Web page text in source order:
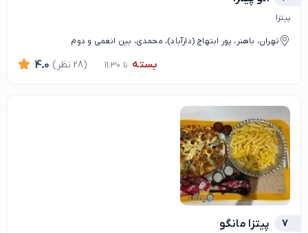
پیتزا
تهران، باهنر، پور ابتهاج (دارآباد)، محمدی، بین انعمی و دوم
بسته تا 11:30 4.0 (28 نظر)
7 پیتزا مانگو